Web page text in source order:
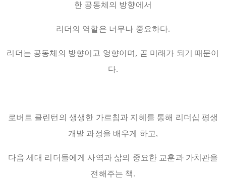
한 공동체의 방향에서
리더의 역할은 너무나 중요하다.
리더는 공동체의 방향이고 영향이며, 곧 미래가 되기 때문이
다.
로버트 클린턴의 생생한 가르침과 지혜를 통해 리더십 평생
개발 과정을 배우게 하고,
다음 세대 리더들에게 사역과 삶의 중요한 교훈과 가치관을
전해주는 책.